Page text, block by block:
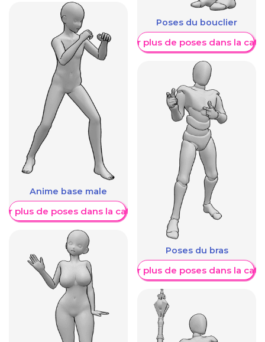
Anime base male
plus de poses dans la catégorie
Poses du bouclier
Afficher plus de poses dans la
Poses du bras
Afficher plus de poses dans la